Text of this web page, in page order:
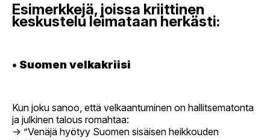
Esimerkkejä, joissa kriittinen
keskustelu leimataan herkästi:
• Suomen velkakriisi
Kun joku sanoo, että velkaantuminen on hallitsematonta
ja julkinen talous romahtaa:
→ ”Venäjä hyötyy Suomen sisäisen heikkouden